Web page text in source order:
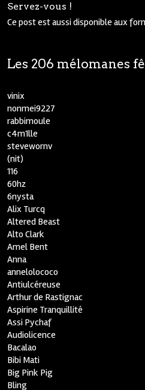
Servez-vous !
Ce post est aussi disponible aux
Les 206 mélomanes
vinix
nonmei9227
rabbimoule
c4m1lle
stevewornv
(nit)
116
60hz
6nysta
Alix Turcq
Altered Beast
Alto Clark
Amel Bent
Anna
annelolococo
Antiulcéreuse
Arthur de Rastignac
Aspirine Tranquillité
Assi Pychaf
Audiolicence
Bacalao
Bibi Mati
Big Pink Pig
Bling